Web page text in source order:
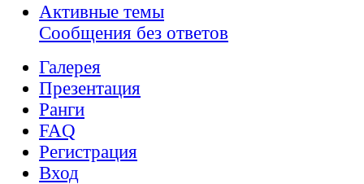
Активные темы
Сообщения без ответов
Галерея
Презентация
Ранги
FAQ
Регистрация
Вход